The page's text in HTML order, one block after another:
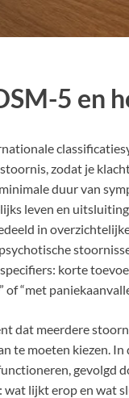
5 en
zodat je
duur van
leven en
in
korte
“met
dat meerdere
te moeten kiezen.
gevolgd
lijkt erop en wat